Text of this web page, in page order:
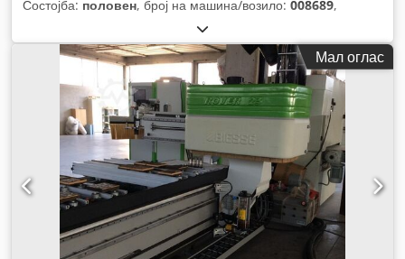
Состојба: половен, број на машина/возило: 008689,
Мал оглас